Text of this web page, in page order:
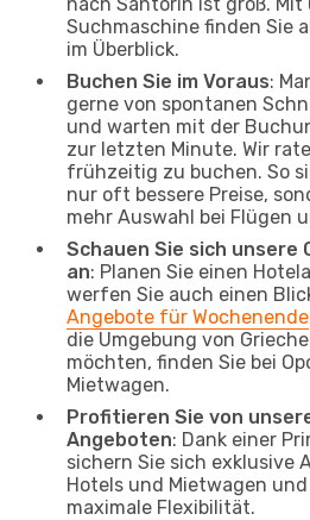
Suchmaschine finden Sie
im Überblick.
Buchen Sie im Voraus:
gerne von spontanen
und warten mit der
zur letzten Minute. Wir
frühzeitig zu buchen. So
nur oft bessere Preise,
mehr Auswahl bei Flügen
Schauen Sie sich unsere
an: Planen Sie einen
werfen Sie auch einen
Angebote für Wochenende
die Umgebung von
möchten, finden Sie bei
Mietwagen.
Profitieren Sie von
Angeboten: Dank einer
sichern Sie sich exklusive
Hotels und Mietwagen
maximale Flexibilität.